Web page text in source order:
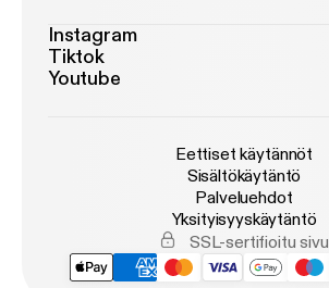
Instagram
Tiktok
Youtube
Eettiset käytännöt
Sisältökäytäntö
Palveluehdot
Yksityisyyskäytäntö
SSL-sertifioitu sivu